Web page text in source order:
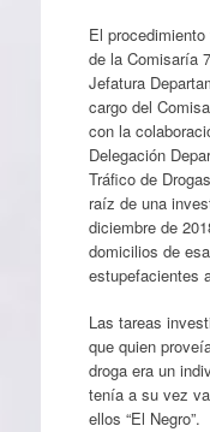
El
de la Comisaría
Jefatura
cargo del
con la
Delegación
Tráfico de
raíz de una
diciembre de
domicilios de
estupefacientes
Las tareas
que quien
droga era un
tenía a su vez
ellos “El Negro”.